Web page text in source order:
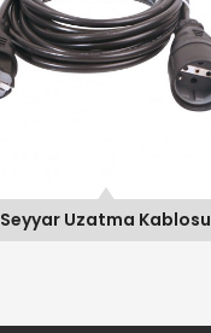
Seyyar Uzatma Kablosu